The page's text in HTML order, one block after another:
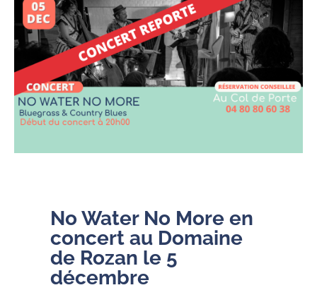
No Water No More en
concert au Domaine
de Rozan le 5
décembre